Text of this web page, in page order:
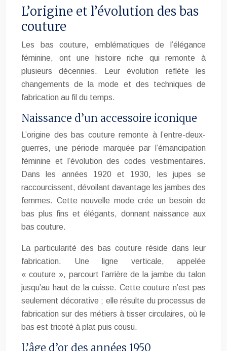
L’origine et l’évolution des bas
couture
Les bas couture, emblématiques de l’élégance
féminine, ont une histoire riche qui remonte à
plusieurs décennies. Leur évolution reflète les
changements de la mode et des techniques de
fabrication au fil du temps.
Naissance d’un accessoire iconique
L’origine des bas couture remonte à l’entre-deux-
guerres, une période marquée par l’émancipation
féminine et l’évolution des codes vestimentaires.
Dans les années 1920 et 1930, les jupes se
raccourcissent, dévoilant davantage les jambes des
femmes. Cette nouvelle mode crée un besoin de
bas plus fins et élégants, donnant naissance aux
bas couture.
La particularité des bas couture réside dans leur
fabrication. Une ligne verticale, appelée
« couture », parcourt l’arrière de la jambe du talon
jusqu’au haut de la cuisse. Cette couture n’est pas
seulement décorative ; elle résulte du processus de
fabrication sur des métiers à tisser circulaires, où le
bas est tricoté à plat puis cousu.
L’âge d’or des années 1950